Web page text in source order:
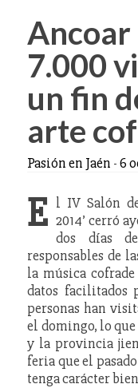
7.000
un fin
arte
Pasión en Jaén -6
E l IV Salón
2014’ cerró
dos días
responsables de
la música
datos facilitados
personas han
el domingo, lo
y la provincia
feria que el
tenga carácter